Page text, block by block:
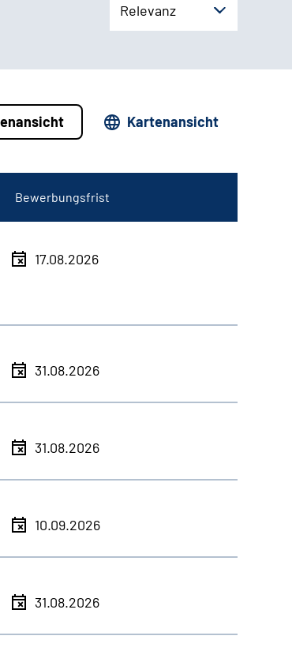
Relevanz
Kartenansicht
Bewerbungsfrist
17.08.2026
31.08.2026
31.08.2026
10.09.2026
31.08.2026